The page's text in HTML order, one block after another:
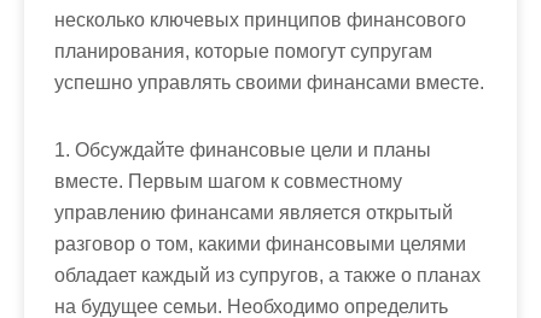
несколько ключевых принципов финансового
планирования, которые помогут супругам
успешно управлять своими финансами вместе.
1. Обсуждайте финансовые цели и планы
вместе. Первым шагом к совместному
управлению финансами является открытый
разговор о том, какими финансовыми целями
обладает каждый из супругов, а также о планах
на будущее семьи. Необходимо определить